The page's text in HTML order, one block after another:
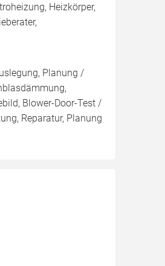
Heizkörper,
Planung /
Blower-Door-Test /
Reparatur, Planung